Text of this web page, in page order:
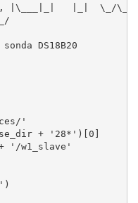
|_|  \_/\_/
DS18B20
'
+ '28*')[0]
'/w1_slave'